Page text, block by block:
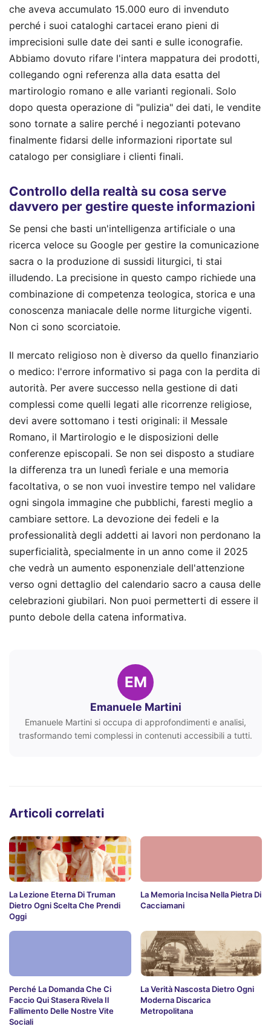
che aveva accumulato 15.000 euro di invenduto
perché i suoi cataloghi cartacei erano pieni di
imprecisioni sulle date dei santi e sulle iconografie.
Abbiamo dovuto rifare l'intera mappatura dei prodotti,
collegando ogni referenza alla data esatta del
martirologio romano e alle varianti regionali. Solo
dopo questa operazione di "pulizia" dei dati, le vendite
sono tornate a salire perché i negozianti potevano
finalmente fidarsi delle informazioni riportate sul
catalogo per consigliare i clienti finali.
Controllo della realtà su cosa serve
davvero per gestire queste informazioni
Se pensi che basti un'intelligenza artificiale o una
ricerca veloce su Google per gestire la comunicazione
sacra o la produzione di sussidi liturgici, ti stai
illudendo. La precisione in questo campo richiede una
combinazione di competenza teologica, storica e una
conoscenza maniacale delle norme liturgiche vigenti.
Non ci sono scorciatoie.
Il mercato religioso non è diverso da quello finanziario
o medico: l'errore informativo si paga con la perdita di
autorità. Per avere successo nella gestione di dati
complessi come quelli legati alle ricorrenze religiose,
devi avere sottomano i testi originali: il Messale
Romano, il Martirologio e le disposizioni delle
conferenze episcopali. Se non sei disposto a studiare
la differenza tra un lunedì feriale e una memoria
facoltativa, o se non vuoi investire tempo nel validare
ogni singola immagine che pubblichi, faresti meglio a
cambiare settore. La devozione dei fedeli e la
professionalità degli addetti ai lavori non perdonano la
superficialità, specialmente in un anno come il 2025
che vedrà un aumento esponenziale dell'attenzione
verso ogni dettaglio del calendario sacro a causa delle
celebrazioni giubilari. Non puoi permetterti di essere il
punto debole della catena informativa.
EM
Emanuele Martini
Emanuele Martini si occupa di approfondimenti e analisi,
trasformando temi complessi in contenuti accessibili a tutti.
Articoli correlati
La Lezione Eterna Di Truman
Dietro Ogni Scelta Che Prendi
Oggi
La Memoria Incisa Nella Pietra Di
Cacciamani
Perché La Domanda Che Ci
Faccio Qui Stasera Rivela Il
Fallimento Delle Nostre Vite
Sociali
La Verità Nascosta Dietro Ogni
Moderna Discarica
Metropolitana